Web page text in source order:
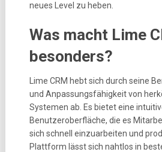
neues Level zu heben.
Was macht Lime
besonders?
Lime CRM hebt sich durch seine
und Anpassungsfähigkeit von
Systemen ab. Es bietet eine
Benutzeroberfläche, die es
sich schnell einzuarbeiten und
Plattform lässt sich nahtlos in